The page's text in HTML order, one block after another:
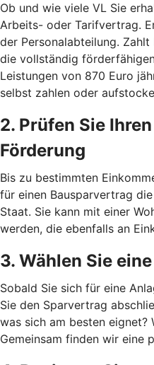
Ob und wie viele VL Sie
Arbeits- oder Tarifvertrag.
der Personalabteilung.
die vollständig
Leistungen von 870 Euro
selbst zahlen oder
2. Prüfen Sie
Förderung
Bis zu bestimmten
für einen Bausparvertrag
Staat. Sie kann mit einer
werden, die ebenfalls an
3. Wählen Sie
Sobald Sie sich für eine
Sie den Sparvertrag
was sich am besten eignet?
Gemeinsam finden wir eine